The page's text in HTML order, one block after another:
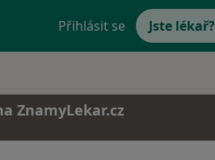
Přihlásit se Jste lékař?
ZnamyLekar.cz